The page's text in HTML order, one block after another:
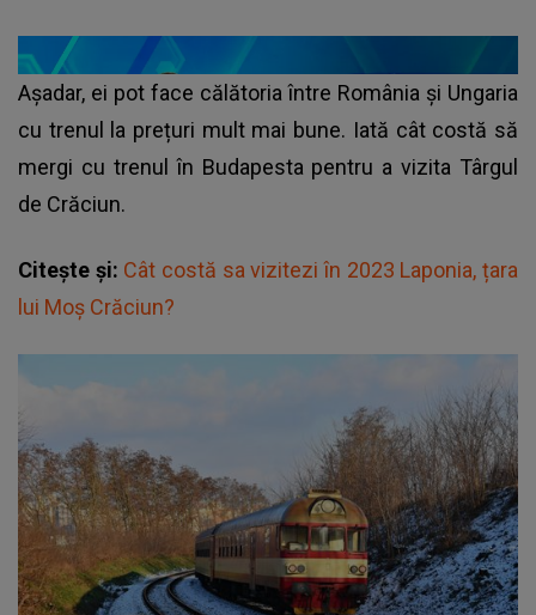
Așadar, ei pot face călătoria între România și Ungaria
cu trenul la prețuri mult mai bune. Iată cât costă să
mergi cu trenul în Budapesta pentru a vizita Târgul
de Crăciun.
Citește și: Cât costă sa vizitezi în 2023 Laponia, țara
lui Moș Crăciun?